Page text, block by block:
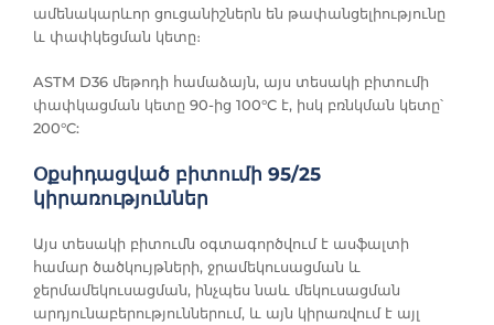
ամենակարևոր ցուցանիշներն են թափանցելիությունը
և փափկեցման կետը։
ASTM D36 մեթոդի համաձայն, այս տեսակի բիտումի
փափկացման կետը 90-ից 100°C է, իսկ բռնկման կետը՝
200°C:
Օքսիդացված բիտումի 95/25
կիրառություններ
Այս տեսակի բիտումն օգտագործվում է ասֆալտի
համար ծածկույթների, ջրամեկուսացման և
ջերմամեկուսացման, ինչպես նաև մեկուսացման
արդյունաբերություններում, և այն կիրառվում է այլ